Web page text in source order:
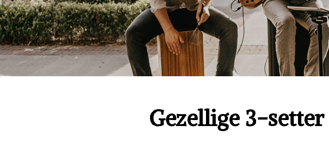
Gezellige 3-setter